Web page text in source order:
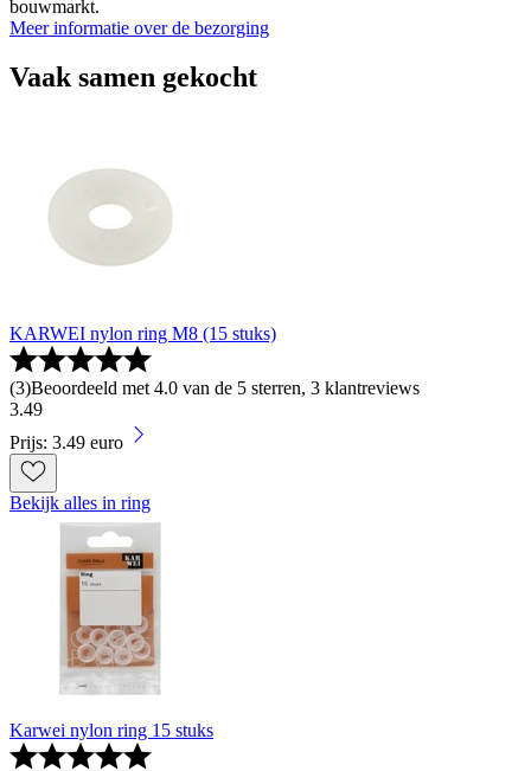
bouwmarkt.
Meer informatie over de bezorging
Vaak samen gekocht
KARWEI nylon ring M8 (15 stuks)
(3)Beoordeeld met 4.0 van de 5 sterren, 3 klantreviews
3.49
Prijs: 3.49 euro
Bekijk alles in ring
Karwei nylon ring 15 stuks